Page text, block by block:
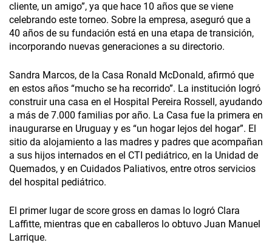
cliente, un amigo”, ya que hace 10 años que se viene
celebrando este torneo. Sobre la empresa, aseguró que a
40 años de su fundación está en una etapa de transición,
incorporando nuevas generaciones a su directorio.
Sandra Marcos, de la Casa Ronald McDonald, afirmó que
en estos años “mucho se ha recorrido”. La institución logró
construir una casa en el Hospital Pereira Rossell, ayudando
a más de 7.000 familias por año. La Casa fue la primera en
inaugurarse en Uruguay y es “un hogar lejos del hogar”. El
sitio da alojamiento a las madres y padres que acompañan
a sus hijos internados en el CTI pediátrico, en la Unidad de
Quemados, y en Cuidados Paliativos, entre otros servicios
del hospital pediátrico.
El primer lugar de score gross en damas lo logró Clara
Laffitte, mientras que en caballeros lo obtuvo Juan Manuel
Larrique.